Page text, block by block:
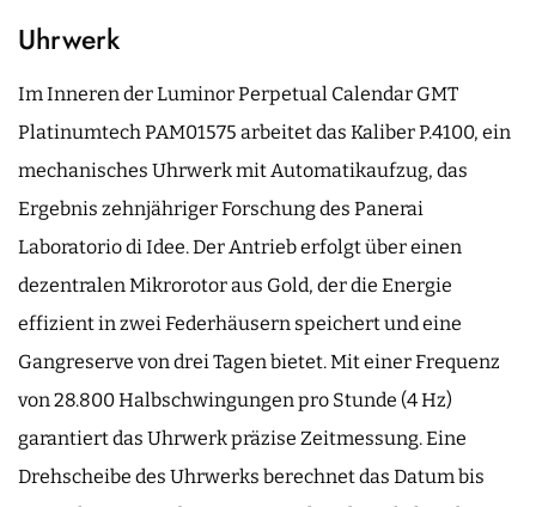
Uhrwerk
Im Inneren der Luminor Perpetual Calendar GMT
Platinumtech PAM01575 arbeitet das Kaliber P.4100, ein
mechanisches Uhrwerk mit Automatikaufzug, das
Ergebnis zehnjähriger Forschung des Panerai
Laboratorio di Idee. Der Antrieb erfolgt über einen
dezentralen Mikrorotor aus Gold, der die Energie
effizient in zwei Federhäusern speichert und eine
Gangreserve von drei Tagen bietet. Mit einer Frequenz
von 28.800 Halbschwingungen pro Stunde (4 Hz)
garantiert das Uhrwerk präzise Zeitmessung. Eine
Drehscheibe des Uhrwerks berechnet das Datum bis